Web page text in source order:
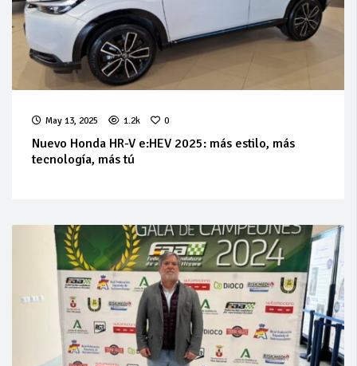
May 13, 2025 1.2k 0
Nuevo Honda HR-V e:HEV 2025: más estilo, más
tecnología, más tú